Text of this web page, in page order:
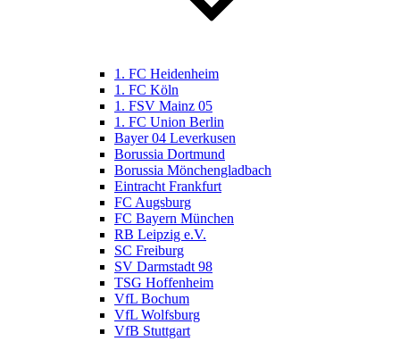
1. FC Heidenheim
1. FC Köln
1. FSV Mainz 05
1. FC Union Berlin
Bayer 04 Leverkusen
Borussia Dortmund
Borussia Mönchengladbach
Eintracht Frankfurt
FC Augsburg
FC Bayern München
RB Leipzig e.V.
SC Freiburg
SV Darmstadt 98
TSG Hoffenheim
VfL Bochum
VfL Wolfsburg
VfB Stuttgart